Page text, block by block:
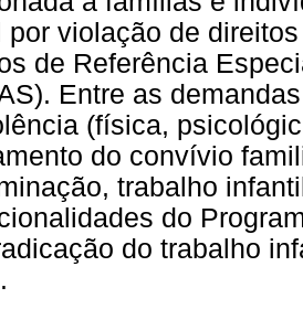
por violação de
de Referência
Entre as
(física,
do convívio
trabalho
do
do trabalho